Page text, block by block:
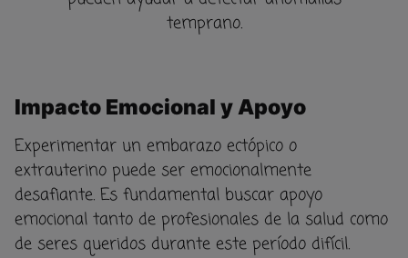
temprano.
Impacto Emocional y Apoyo
Experimentar un embarazo ectópico o
extrauterino puede ser emocionalmente
desafiante. Es fundamental buscar apoyo
emocional tanto de profesionales de la salud como
de seres queridos durante este período difícil.